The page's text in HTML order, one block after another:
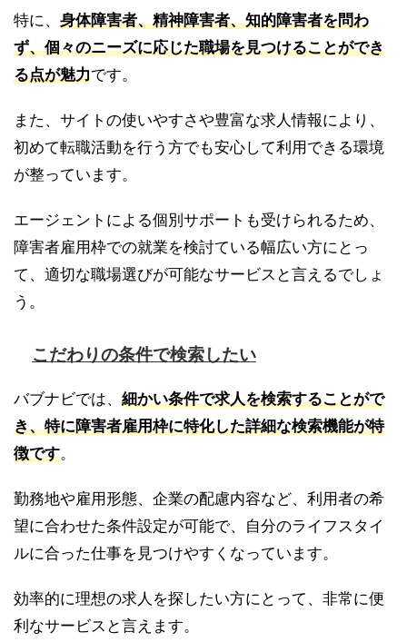
特に、 身体障害者、精神障害者、知的障害者を問わ
ず、個々のニーズに応じた職場を見つけることができ
る点が魅力です。
また、サイトの使いやすさや豊富な求人情報により、
初めて転職活動を行う方でも安心して利用できる環境
が整っています。
エージェントによる個別サポートも受けられるため、
障害者雇用枠での就業を検討ている幅広い方にとっ
て、適切な職場選びが可能なサービスと言えるでしょ
う。
こだわりの条件で検索したい
バブナビでは、 細かい条件で求人を検索することがで
き、特に障害者雇用枠に特化した詳細な検索機能が特
徴です。
勤務地や雇用形態、企業の配慮内容など、利用者の希
望に合わせた条件設定が可能で、自分のライフスタイ
ルに合った仕事を見つけやすくなっています。
効率的に理想の求人を探したい方にとって、非常に便
利なサービスと言えます。